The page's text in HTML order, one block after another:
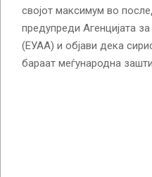
својот максимум во
предупреди Агенцијата
(ЕУАА) и објави дека
бараат меѓународна